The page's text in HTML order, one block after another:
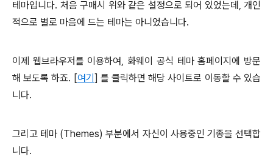
테마입니다. 처음 구매시 위와 같은 설정으로 되어 있었는데, 개인
적으로 별로 마음에 드는 테마는 아니었습니다.
이제 웹브라우저를 이용하여, 화웨이 공식 테마 홈페이지에 방문
해 보도록 하죠. [여기 ] 를 클릭하면 해당 사이트로 이동할 수 있습
니다.
그리고 테마 (Themes) 부분에서 자신이 사용중인 기종을 선택합
니다.